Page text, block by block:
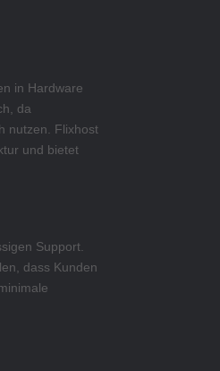
in Hardware
da
nutzen. Flixhost
und bietet
Support.
dass Kunden